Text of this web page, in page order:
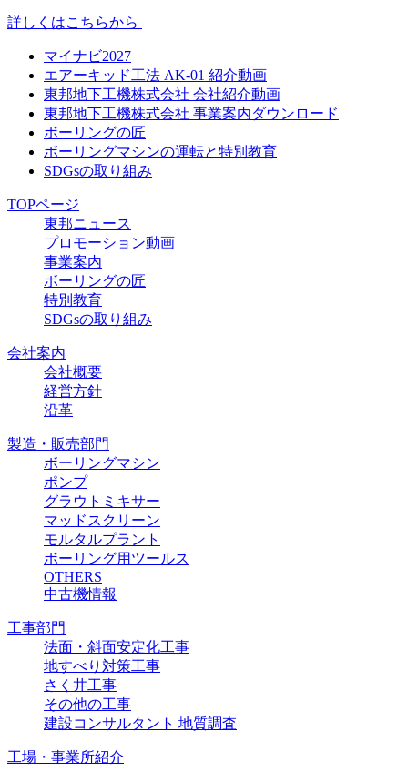
詳しくはこちらから
マイナビ2027
エアーキッド工法 AK-01 紹介動画
東邦地下工機株式会社 会社紹介動画
東邦地下工機株式会社 事業案内ダウンロード
ボーリングの匠
ボーリングマシンの運転と特別教育
SDGsの取り組み
TOPページ
東邦ニュース
プロモーション動画
事業案内
ボーリングの匠
特別教育
SDGsの取り組み
会社案内
会社概要
経営方針
沿革
製造・販売部門
ボーリングマシン
ポンプ
グラウトミキサー
マッドスクリーン
モルタルプラント
ボーリング用ツールス
OTHERS
中古機情報
工事部門
法面・斜面安定化工事
地すべり対策工事
さく井工事
その他の工事
建設コンサルタント 地質調査
工場・事業所紹介